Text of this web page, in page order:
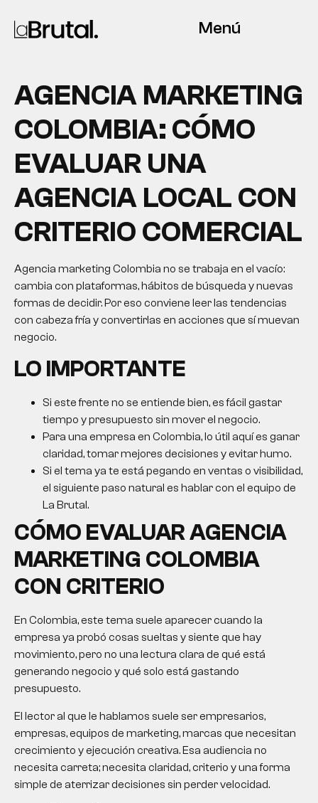
Menú
AGENCIA MARKETING
COLOMBIA: CÓMO
EVALUAR UNA
AGENCIA LOCAL CON
CRITERIO COMERCIAL
Agencia marketing Colombia no se trabaja en el vacío:
cambia con plataformas, hábitos de búsqueda y nuevas
formas de decidir. Por eso conviene leer las tendencias
con cabeza fría y convertirlas en acciones que sí muevan
negocio.
LO IMPORTANTE
Si este frente no se entiende bien, es fácil gastar
tiempo y presupuesto sin mover el negocio.
Para una empresa en Colombia, lo útil aquí es ganar
claridad, tomar mejores decisiones y evitar humo.
Si el tema ya te está pegando en ventas o visibilidad,
el siguiente paso natural es hablar con el equipo de
La Brutal.
CÓMO EVALUAR AGENCIA
MARKETING COLOMBIA
CON CRITERIO
En Colombia, este tema suele aparecer cuando la
empresa ya probó cosas sueltas y siente que hay
movimiento, pero no una lectura clara de qué está
generando negocio y qué solo está gastando
presupuesto.
El lector al que le hablamos suele ser empresarios,
empresas, equipos de marketing, marcas que necesitan
crecimiento y ejecución creativa. Esa audiencia no
necesita carreta; necesita claridad, criterio y una forma
simple de aterrizar decisiones sin perder velocidad.